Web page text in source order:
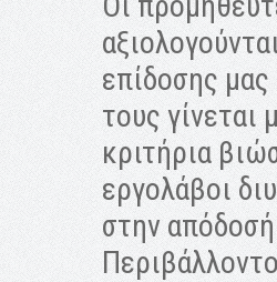
επίδοσης
τους γίνεται
κριτήρια
εργολάβοι
στην